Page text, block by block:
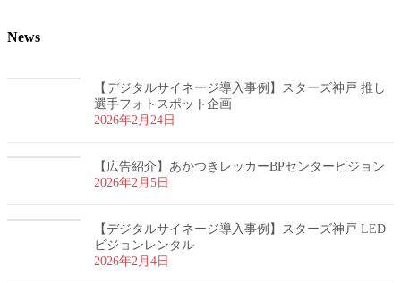
News
【デジタルサイネージ導入事例】スターズ神戸 推し
選手フォトスポット企画
2026年2月24日
【広告紹介】あかつきレッカーBPセンタービジョン
2026年2月5日
【デジタルサイネージ導入事例】スターズ神戸 LED
ビジョンレンタル
2026年2月4日